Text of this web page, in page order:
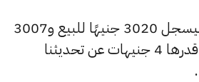
وارتفع سعر عيار 14 ليسجل 3020 جنيهًا للبيع و3007
جنيهًا للشراء، بزيادة قدرها 4 جنيهات عن تحديثنا